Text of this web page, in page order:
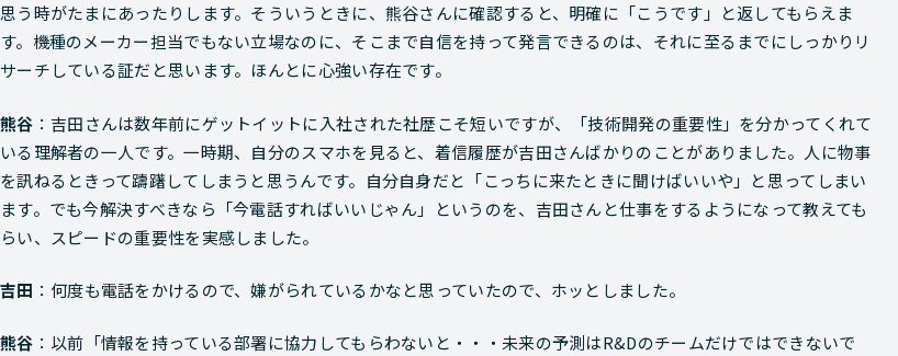
思う時がたまにあったりします。そういうときに、熊谷さんに確認すると、明確に「こうです」と返してもらえま
す。機種のメーカー担当でもない立場なのに、そこまで自信を持って発言できるのは、それに至るまでにしっかりリ
サーチしている証だと思います。ほんとに心強い存在です。
熊谷 ：吉田さんは数年前にゲットイットに入社された社歴こそ短いですが、「技術開発の重要性」を分かってくれて
いる理解者の一人です。一時期、自分のスマホを見ると、着信履歴が吉田さんばかりのことがありました。人に物事
を訊ねるときって躊躇してしまうと思うんです。自分自身だと「こっちに来たときに聞けばいいや」と思ってしまい
ます。でも今解決すべきなら「今電話すればいいじゃん」というのを、吉田さんと仕事をするようになって教えても
らい、スピードの重要性を実感しました。
吉田 ：何度も電話をかけるので、嫌がられているかなと思っていたので、ホッとしました。
熊谷 ：以前「情報を持っている部署に協力してもらわないと・・・未来の予測はR&Dのチームだけではできないで